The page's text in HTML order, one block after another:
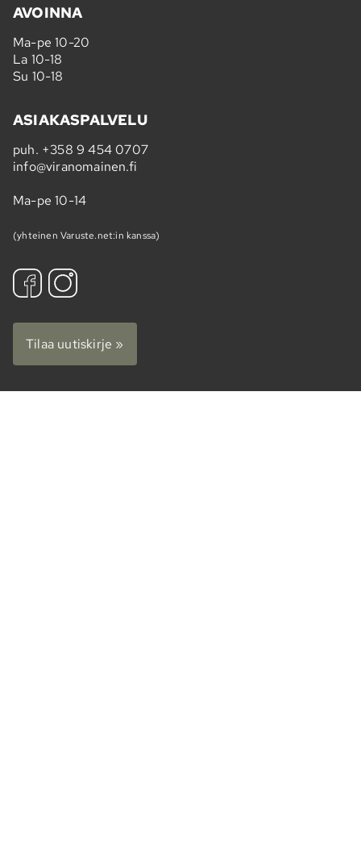
AVOINNA
Ma-pe 10-20
La 10-18
Su 10-18
ASIAKASPALVELU
puh. +358 9 454 0707
info@viranomainen.fi
Ma-pe 10-14
(yhteinen Varuste.net:in kanssa)
Tilaa uutiskirje »